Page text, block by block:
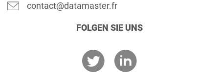
contact@datamaster.fr
FOLGEN SIE UNS